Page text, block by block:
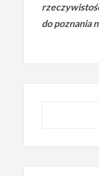
do poznania